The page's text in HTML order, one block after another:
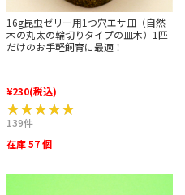
16g昆虫ゼリー用1つ穴エサ皿（自然
木の丸太の輪切りタイプの皿木）1匹
だけのお手軽飼育に最適！
¥230(税込)
★★★★★
★★★★★
139件
在庫 57 個